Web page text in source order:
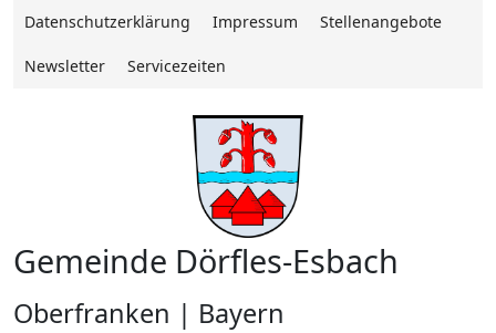
Datenschutzerklärung Impressum Stellenangebote
Newsletter Servicezeiten
Gemeinde Dörfles-Esbach
Oberfranken | Bayern